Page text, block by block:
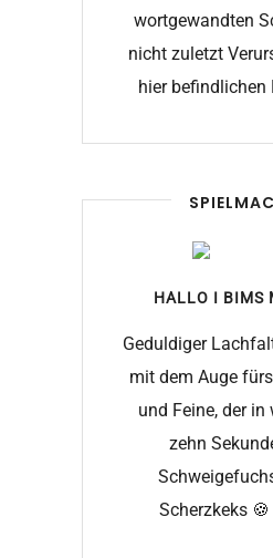
wortgewandten
nicht zuletzt
hier befindlichen
HALLO I BIMS
Geduldiger
mit dem Auge
und Feine, der in
zehn
Scherzkeks